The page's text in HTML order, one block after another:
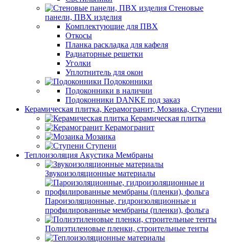
Стеновые
панели, ПВХ изделия
Комплектующие для ПВХ
Откосы
Планка раскладка для кафеля
Радиаторные решетки
Уголки
Уплотнитель для окон
Подоконники
Подоконники в наличии
Подоконники DANKE под заказ
Керамическая плитка, Керамогранит, Мозаика, Ступени
Керамическая плитка
Керамогранит
Мозаика
Ступени
Теплоизоляция Акустика Мембраны
Звукоизоляционные материалы
Пароизоляционные, гидроизоляционные и
профилированные мембраны (пленки), фольга
Полиэтиленовые пленки, строительные тенты